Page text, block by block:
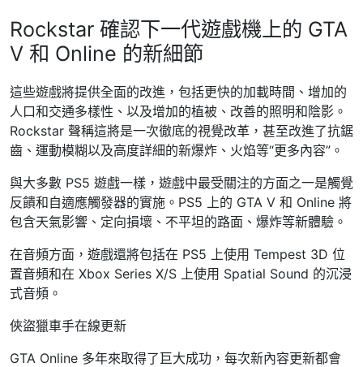
Rockstar 確認下一代遊戲機上的 GTA
V 和 Online 的新細節
這些遊戲將提供全面的改進，包括更快的加載時間、增加的
人口和交通多樣性、以及增加的植被、改善的照明和陰影。
Rockstar 聲稱這將是一次徹底的視覺改革，甚至改進了抗鋸
齒、運動模糊以及高度詳細的新爆炸、火焰等“更多內容”。
與大多數 PS5 遊戲一樣，遊戲中最受關注的方面之一是觸覺
反饋和自適應觸發器的實施。PS5 上的 GTA V 和 Online 將
包含天氣影響、定向損壞、不平坦的路面、爆炸等新體驗。
在音頻方面，遊戲還將包括在 PS5 上使用 Tempest 3D 位
置音頻和在 Xbox Series X/S 上使用 Spatial Sound 的沉浸
式音頻。
俠盜獵車手在線更新
GTA Online 多年來取得了巨大成功，每次新內容更新都會